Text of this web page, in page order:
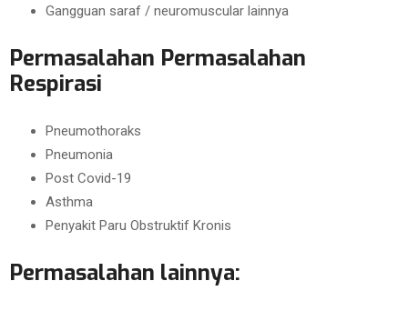
Gangguan saraf / neuromuscular lainnya
Permasalahan Permasalahan
Respirasi
Pneumothoraks
Pneumonia
Post Covid-19
Asthma
Penyakit Paru Obstruktif Kronis
Permasalahan lainnya: